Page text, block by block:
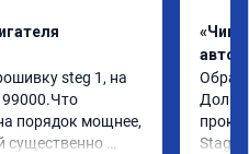
steg 1, на
99000.Что
порядок мощнее,
существенно
«Чип
Долго
Stage